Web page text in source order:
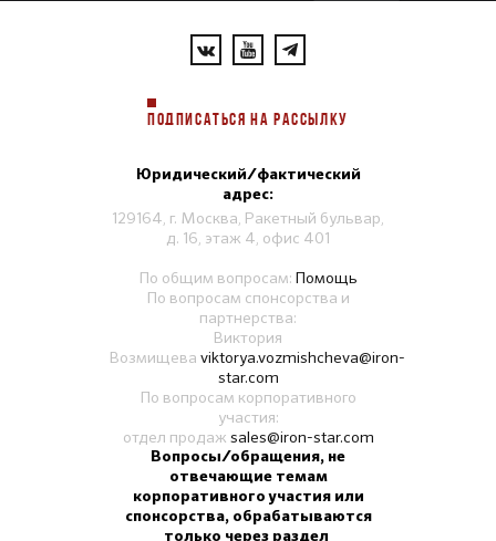
ПОДПИСАТЬСЯ НА РАССЫЛКУ
Юридический/фактический
адрес:
129164, г. Москва, Ракетный бульвар,
д. 16, этаж 4, офис 401
По общим вопросам: Помощь
По вопросам спонсорства и
партнерства:
Виктория
Возмищева viktorya.vozmishcheva@iron-
star.com
По вопросам корпоративного
участия:
отдел продаж sales@iron-star.com
Вопросы/обращения, не
отвечающие темам
корпоративного участия или
спонсорства, обрабатываются
только через раздел